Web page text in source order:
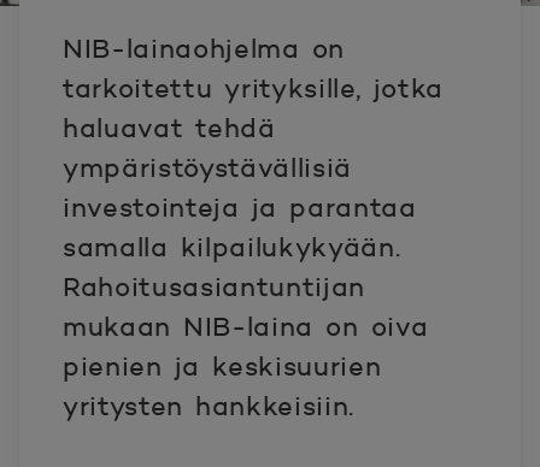
NIB-lainaohjelma on
tarkoitettu yrityksille, jotka
haluavat tehdä
ympäristöystävällisiä
investointeja ja parantaa
samalla kilpailukykyään.
Rahoitusasiantuntijan
mukaan NIB-laina on oiva
pienien ja keskisuurien
yritysten hankkeisiin.